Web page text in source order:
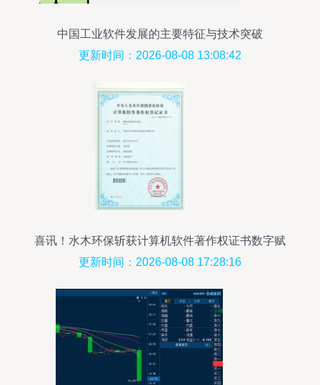
中国工业软件发展的主要特征与技术突破
更新时间：2026-08-08 13:08:42
喜讯！水木环保斩获计算机软件著作权证书数字赋
能节能减排新篇章
更新时间：2026-08-08 17:28:16